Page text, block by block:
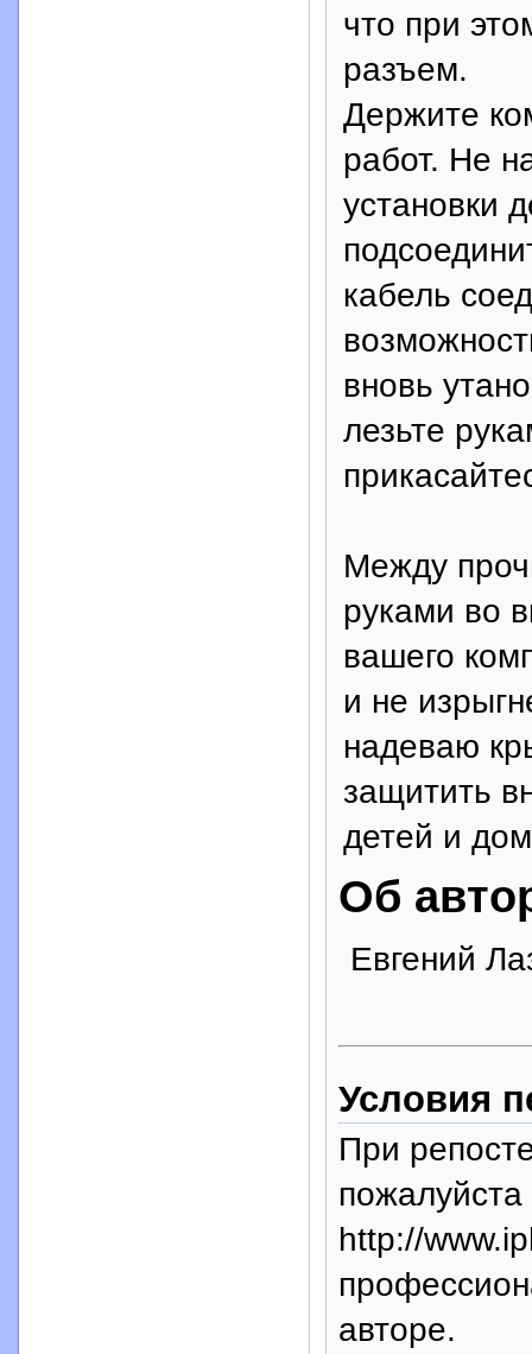
что при
разъем.
Держите
работ. Не
установки
кабель
вновь
лезьте
Между
руками во
вашего
и не
надеваю
защитить
детей и
Об
Евгений
Условия
При
пожалуйста
http://
авторе.